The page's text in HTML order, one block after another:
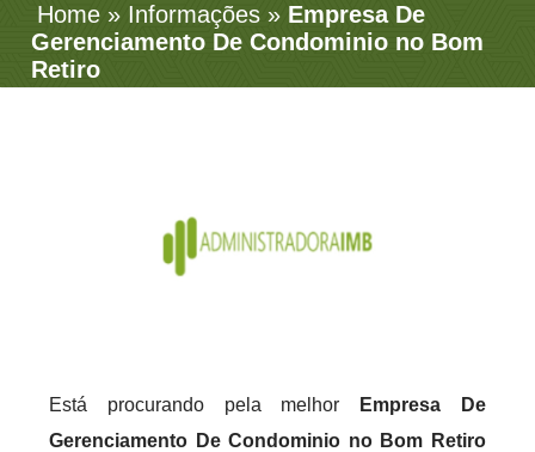
Home » Informações » Empresa De
Gerenciamento De Condominio no Bom
Retiro
Está procurando pela melhor
Empresa De
Gerenciamento De Condominio no Bom Retiro